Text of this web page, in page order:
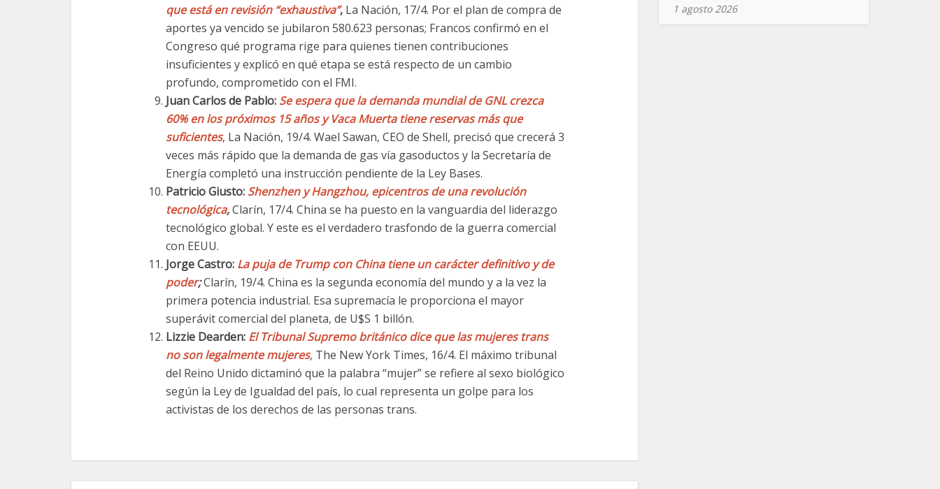
que está en revisión “exhaustiva”, La Nación, 17/4. Por el plan de compra de
aportes ya vencido se jubilaron 580.623 personas; Francos confirmó en el
Congreso qué programa rige para quienes tienen contribuciones
insuficientes y explicó en qué etapa se está respecto de un cambio
profundo, comprometido con el FMI.
Juan Carlos de Pablo: Se espera que la demanda mundial de GNL crezca
60% en los próximos 15 años y Vaca Muerta tiene reservas más que
suficientes, La Nación, 19/4. Wael Sawan, CEO de Shell, precisó que crecerá 3
veces más rápido que la demanda de gas vía gasoductos y la Secretaría de
Energía completó una instrucción pendiente de la Ley Bases.
Patricio Giusto: Shenzhen y Hangzhou, epicentros de una revolución
tecnológica,Clarín, 17/4. China se ha puesto en la vanguardia del liderazgo
tecnológico global. Y este es el verdadero trasfondo de la guerra comercial
con EEUU.
Jorge Castro: La puja de Trump con China tiene un carácter definitivo y de
poder;Clarín, 19/4. China es la segunda economía del mundo y a la vez la
primera potencia industrial. Esa supremacía le proporciona el mayor
superávit comercial del planeta, de U$S 1 billón.
Lizzie Dearden: El Tribunal Supremo británico dice que las mujeres trans
no son legalmente mujeres, The New York Times, 16/4. El máximo tribunal
del Reino Unido dictaminó que la palabra “mujer” se refiere al sexo biológico
según la Ley de Igualdad del país, lo cual representa un golpe para los
activistas de los derechos de las personas trans.
1 agosto 2026